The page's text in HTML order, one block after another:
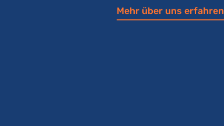
Mehr über uns erfahren